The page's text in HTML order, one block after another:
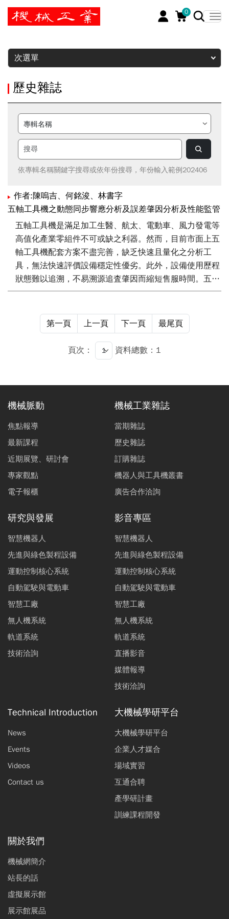
0
暫停
次選單
歷史雜誌
依專輯名稱關鍵字搜尋或依年份搜尋，年份輸入範例202406
作者:陳嗚吉、何銘浚、林書字
五軸工具機之動態同步響應分析及誤差肇因分析及性能監管
五軸工具機是滿足加工生醫、航太、電動車、風力發電等
高值化產業零組件不可或缺之利器。然而，目前市面上五
軸工具機配套方案不盡完善，缺乏快速且量化之分析工
具，無法快速評價設備穩定性優劣。此外，設備使用歷程
狀態難以追溯，不易溯源追査肇因而縮短售服時間。五軸
動態同步響應分析技術，滿足工具機五軸動態同步響應之
數據，導入自動參考軸搜尋功能搜尋五軸中動態響應最差
之軸向定義為參考軸，並自動產生其他4個軸向之4組對
比於參考軸之迴授速度對比圖譜，提供五軸動態同步響應
特性可視化工具。五軸設備性能監管技術，透過週期性暖
析與可視化方法顯示軸向伺服動態響應之變異趨勢，能警
示機台是否發生動態響應變異，提醒使用者進行檢修，避
免不良品的生成，並提供不同時間戳記之數據進行分析比
對，來查找影響加工精度與機台動態響應的問題主因。
第一頁 上一頁 下一頁 最尾頁
頁次： 資料總數：1
機械脈動
焦點報導
最新課程
近期展覽、研討會
專家觀點
電子報櫃
機械工業雜誌
當期雜誌
歷史雜誌
訂購雜誌
機器人與工具機叢書
廣告合作洽詢
研究與發展
智慧機器人
先進與綠色製程設備
運動控制核心系統
自動駕駛與電動車
智慧工廠
無人機系統
軌道系統
技術洽詢
影音專區
智慧機器人
先進與綠色製程設備
運動控制核心系統
自動駕駛與電動車
智慧工廠
無人機系統
軌道系統
直播影音
媒體報導
技術洽詢
Technical Introduction
News
Events
Videos
Contact us
大機械學研平台
大機械學研平台
企業人才媒合
場域實習
互通合聘
產學研計畫
訓練課程開發
關於我們
機械網簡介
站長的話
虛擬展示館
展示館展品